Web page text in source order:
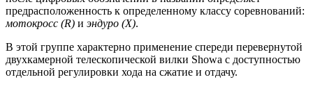
предрасположенность к определенному классу соревнований:
мотокросс (R) и эндуро (X).
В этой группе характерно применение спереди перевернутой
двухкамерной телескопической вилки Showa c доступностью
отдельной регулировки хода на сжатие и отдачу.